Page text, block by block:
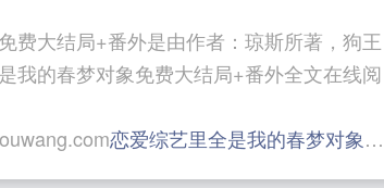
费大结局+番外是由作者：琼斯所著，狗王
我的春梦对象免费大结局+番外全文在线阅
恋爱综艺里全是我的春梦对象翠